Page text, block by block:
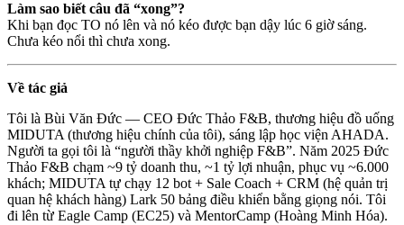
Làm sao biết câu đã “xong”?
Khi bạn đọc TO nó lên và nó kéo được bạn dậy lúc 6 giờ sáng.
Chưa kéo nổi thì chưa xong.
Về tác giả
Tôi là Bùi Văn Đức — CEO Đức Thảo F&B, thương hiệu đồ uống
MIDUTA (thương hiệu chính của tôi), sáng lập học viện AHADA.
Người ta gọi tôi là “người thầy khởi nghiệp F&B”. Năm 2025 Đức
Thảo F&B chạm ~9 tỷ doanh thu, ~1 tỷ lợi nhuận, phục vụ ~6.000
khách; MIDUTA tự chạy 12 bot + Sale Coach + CRM (hệ quản trị
quan hệ khách hàng) Lark 50 bảng điều khiển bằng giọng nói. Tôi
đi lên từ Eagle Camp (EC25) và MentorCamp (Hoàng Minh Hóa).